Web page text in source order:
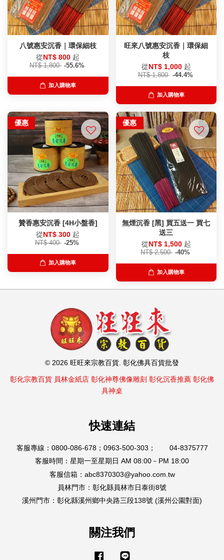
八號惠安沉香｜環保細枝
從NT$ 800 起
NT$ 1,800 -55.6%
加入購物車
旺來八號惠安沉香｜環保細
枝
從NT$ 1,000 起
NT$ 1,800 -44.4%
加入購物車
優惠
贊香惠安沉香 [4H小盤香]
從NT$ 300 起
NT$ 400 -25%
加入購物車
優惠
無煙沉香 [黑] 買五送一 買七
送三
從NT$ 1,500 起
NT$ 2,500 -40%
加入購物車
© 2026 旺旺來宗教百貨. 彰化佛具百貨批發
彰化宗教百貨 員林金紙店 彰化神尊佛像雕刻 彰化沉香推薦 彰化佛
具神桌
快速連結
客服專線：0800-086-678；0963-500-303； 04-8375777
客服時間：星期一至星期日 AM 08:00－PM 18:00
客服信箱：abc8370303@yahoo.com.tw
員林門市：彰化縣員林市日泰街8號
溪州門市：彰化縣溪州鄉中央路三段138號 (溪州公園對面)
關注我們
Facebook